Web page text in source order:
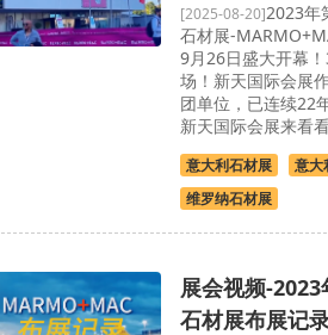
[2025-08-20] 2023
石材展-
9月26日盛大开幕
场！新天国际会展
团单位，已连续22
新天国际会展来看
意大利石材展
意大
维罗纳石材展
展会视频-
石材展布展记